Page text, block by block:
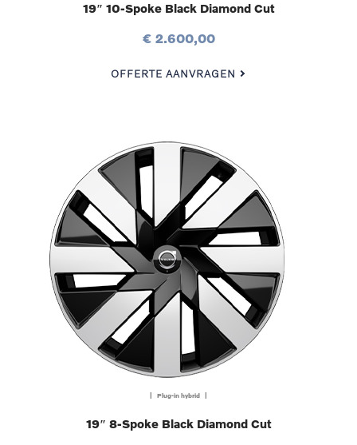
19″ 10-Spoke Black Diamond Cut
€ 2.600,00
OFFERTE AANVRAGEN
| Plug-in hybrid |
19″ 8-Spoke Black Diamond Cut